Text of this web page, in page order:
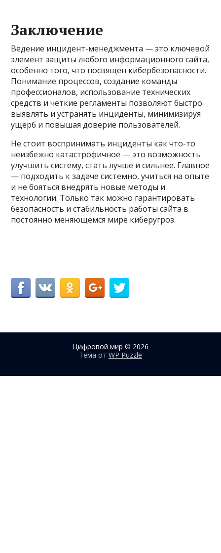
Заключение
Ведение инцидент-менеджмента — это ключевой
элемент защиты любого информационного сайта,
особенно того, что посвящен кибербезопасности.
Понимание процессов, создание команды
профессионалов, использование технических
средств и четкие регламенты позволяют быстро
выявлять и устранять инциденты, минимизируя
ущерб и повышая доверие пользователей.
Не стоит воспринимать инциденты как что-то
неизбежно катастрофичное — это возможность
улучшить систему, стать лучше и сильнее. Главное
— подходить к задаче системно, учиться на опыте
и не бояться внедрять новые методы и
технологии. Только так можно гарантировать
безопасность и стабильность работы сайта в
постоянно меняющемся мире киберугроз.
Цифровой мир © 2026
Тема от WP Puzzle